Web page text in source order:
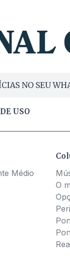
NO SEU
USO
Médio
O